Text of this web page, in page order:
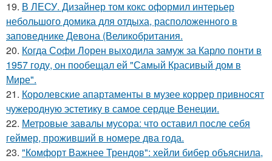
19. В ЛЕСУ. Дизайнер том кокс оформил интерьер
небольшого домика для отдыха, расположенного в
заповеднике Девона (Великобритания.
20. Когда Софи Лорен выходила замуж за Карло понти в
1957 году, он пообещал ей "Самый Красивый дом в
Мире".
21. Королевские апартаменты в музее коррер привносят
чужеродную эстетику в самое сердце Венеции.
22. Метровые завалы мусора: что оставил после себя
геймер, проживший в номере два года.
23. "Комфорт Важнее Трендов": хейли бибер объяснила,